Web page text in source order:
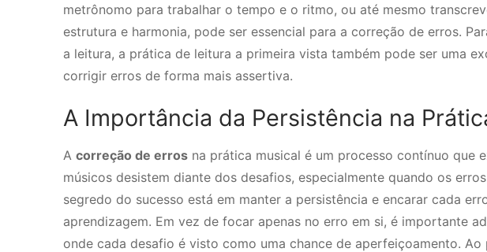
metrônomo para trabalhar o tempo e o ritmo, ou até mesmo
estrutura e harmonia, pode ser essencial para a correção de erros.
a leitura, a prática de leitura a primeira vista também pode ser uma
corrigir erros de forma mais assertiva.
A Importância da Persistência na
A correção de erros na prática musical é um processo contínuo que
músicos desistem diante dos desafios, especialmente quando os
segredo do sucesso está em manter a persistência e encarar cada
aprendizagem. Em vez de focar apenas no erro em si, é importante
onde cada desafio é visto como uma chance de aperfeiçoamento.